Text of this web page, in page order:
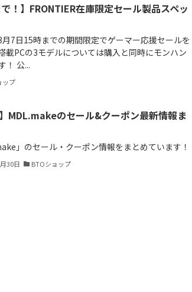
！】FRONTIER在庫限定セール製品スペッ
7日15時までの期間限定でゲーマー応援セールを
載PCの3モデルについては購入と同時にモンハン
！ 公...
ップ
MDL.makeのセール&クーポン最新情報ま
」のセール・クーポン情報をまとめています！
30日 BTOショップ